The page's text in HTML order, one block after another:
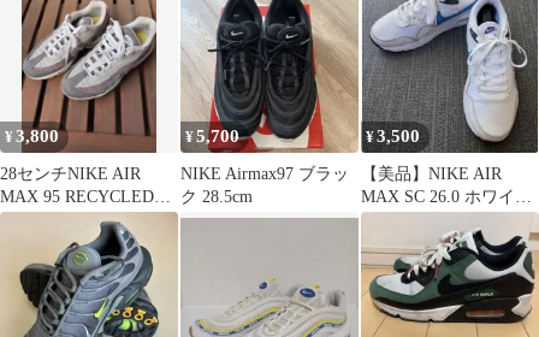
¥3,800
28センチNIKE AIR
MAX 95 RECYCLED
CANVAS
¥5,700
NIKE Airmax97 ブラッ
ク 28.5cm
¥3,500
​【美品】NIKE AIR
MAX SC 26.0 ホワイ
ト エアマックス